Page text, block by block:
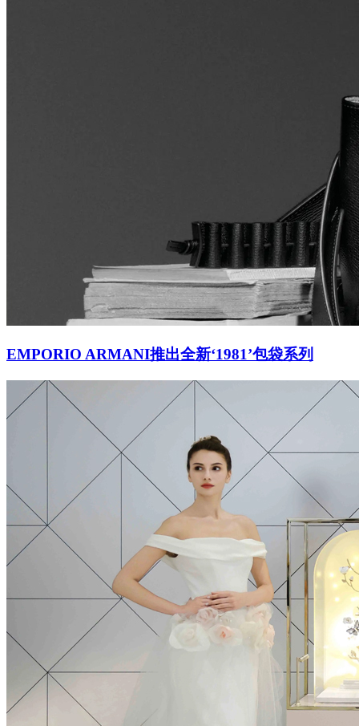
EMPORIO ARMANI推出全新‘1981’包袋系列